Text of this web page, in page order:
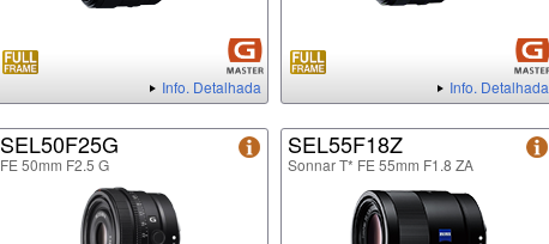
Info. Detalhada Info. Detalhada
SEL50F25G
FE 50mm F2.5 G
SEL55F18Z
Sonnar T* FE 55mm F1.8 ZA